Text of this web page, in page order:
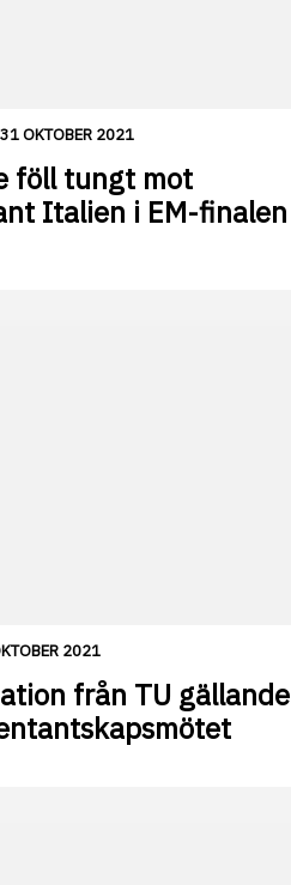
31 OKTOBER 2021
föll tungt mot
Italien i EM-finalen
2021
från TU gällande